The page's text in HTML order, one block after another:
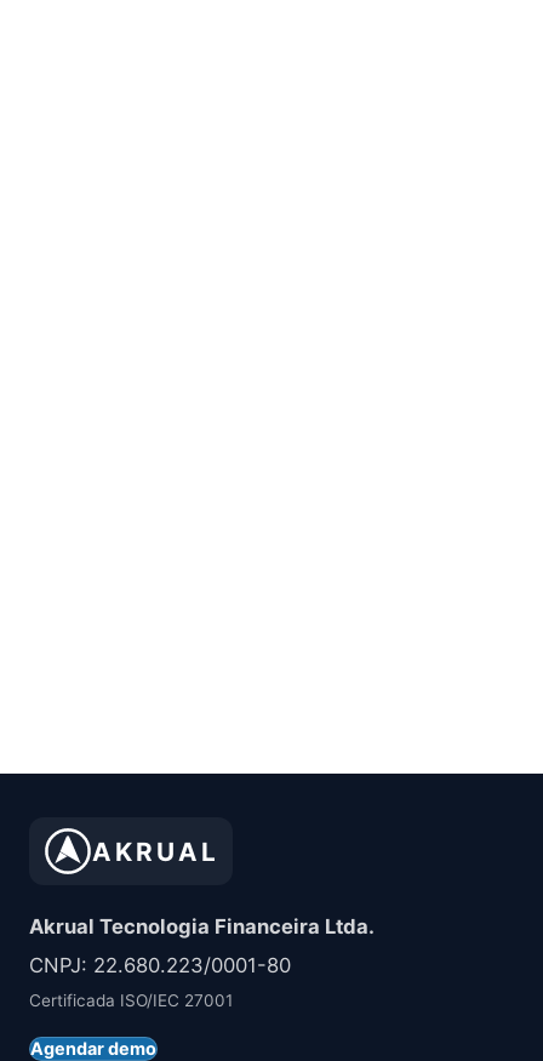
AKRUAL
Akrual Tecnologia Financeira Ltda.
CNPJ: 22.680.223/0001-80
Certificada ISO/IEC 27001
Agendar demo